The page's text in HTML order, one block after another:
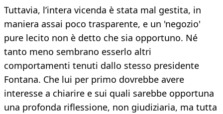
Tuttavia, l’intera vicenda è stata mal gestita, in
maniera assai poco trasparente, e un 'negozio'
pure lecito non è detto che sia opportuno. Né
tanto meno sembrano esserlo altri
comportamenti tenuti dallo stesso presidente
Fontana. Che lui per primo dovrebbe avere
interesse a chiarire e sui quali sarebbe opportuna
una profonda riflessione, non giudiziaria, ma tutta